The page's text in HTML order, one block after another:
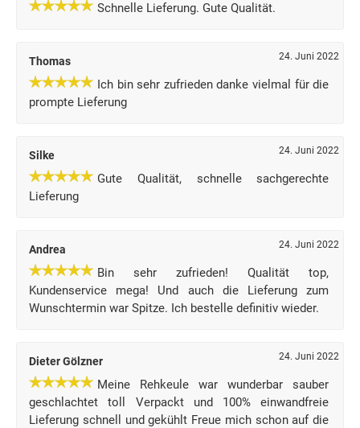
Schnelle Lieferung. Gute Qualität.
Thomas 24. Juni 2022
Ich bin sehr zufrieden danke vielmal für die
prompte Lieferung
Silke 24. Juni 2022
Gute Qualität, schnelle sachgerechte
Lieferung
Andrea 24. Juni 2022
Bin sehr zufrieden! Qualität top,
Kundenservice mega! Und auch die Lieferung zum
Wunschtermin war Spitze. Ich bestelle definitiv wieder.
Dieter Gölzner 24. Juni 2022
Meine Rehkeule war wunderbar sauber
geschlachtet toll Verpackt und 100% einwandfreie
Lieferung schnell und gekühlt Freue mich schon auf die